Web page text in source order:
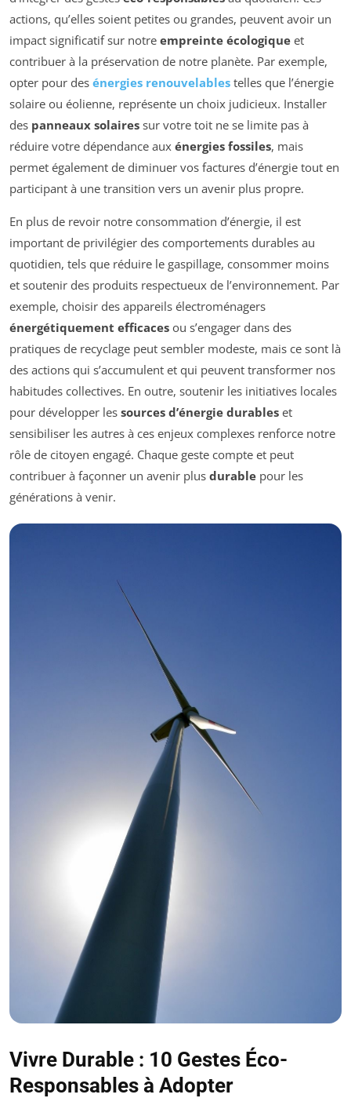
actions, qu’elles soient petites ou grandes, peuvent avoir un
impact significatif sur notre empreinte écologique et
contribuer à la préservation de notre planète. Par exemple,
opter pour des énergies renouvelables telles que l’énergie
solaire ou éolienne, représente un choix judicieux. Installer
des panneaux solaires sur votre toit ne se limite pas à
réduire votre dépendance aux énergies fossiles, mais
permet également de diminuer vos factures d’énergie tout en
participant à une transition vers un avenir plus propre.
En plus de revoir notre consommation d’énergie, il est
important de privilégier des comportements durables au
quotidien, tels que réduire le gaspillage, consommer moins
et soutenir des produits respectueux de l’environnement. Par
exemple, choisir des appareils électroménagers
énergétiquement efficaces ou s’engager dans des
pratiques de recyclage peut sembler modeste, mais ce sont là
des actions qui s’accumulent et qui peuvent transformer nos
habitudes collectives. En outre, soutenir les initiatives locales
pour développer les sources d’énergie durables et
sensibiliser les autres à ces enjeux complexes renforce notre
rôle de citoyen engagé. Chaque geste compte et peut
contribuer à façonner un avenir plus durable pour les
générations à venir.
Vivre Durable : 10 Gestes Éco-
Responsables à Adopter